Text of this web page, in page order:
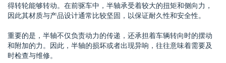
得转轮能够转动。在前驱车中，半轴承受着较大的扭矩和侧向力，
因此其材质与产品设计通常比较坚固，以保证耐久性和安全性。
重要的是，半轴不仅负责动力的传递，还承担着车辆转向时的摆动
和附加的力。因此，半轴的损坏或者出现异响，往往意味着需要及
时检查与维修。